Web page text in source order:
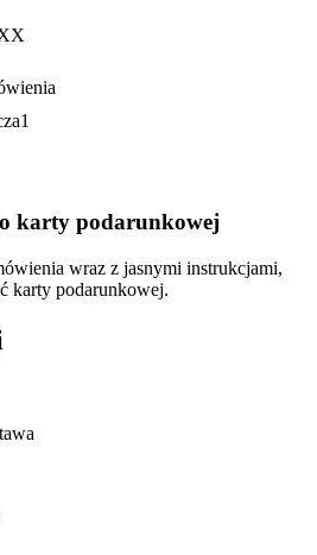
1
karty podarunkowej
wraz z jasnymi instrukcjami,
karty podarunkowej.